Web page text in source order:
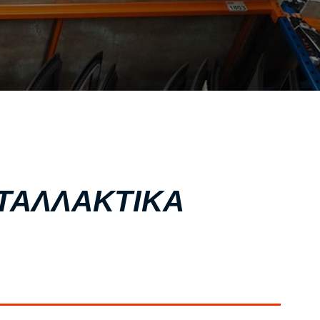
ΣΧΕΤΙΚΑ ΜΕ ΕΜΑΣ
ΥΠΗΡΕΣΙΕΣ
ΟΙ ΕΓΚΑΤΑΣΤΑΣΕΙΣ ΜΑΣ
ΣΥΧΝΕΣ ΕΡΩΤΗΣΕΙΣ